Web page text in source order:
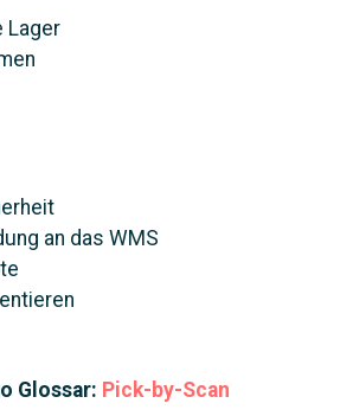
Lager
an das WMS
Glossar: Pick-by-Scan